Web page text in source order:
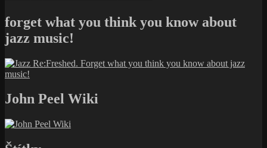
Blues Rock
British Jazz Scene
Chicago Blues
Contemporary Jazz
Cool Jazz
Electronic
Experiment
Folk